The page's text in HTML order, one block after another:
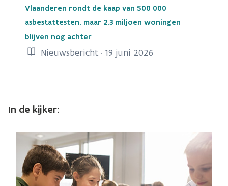
Vlaanderen rondt de kaap van 500 000
asbestattesten, maar 2,3 miljoen woningen
blijven nog achter
Nieuwsbericht · 19 juni 2026
In de kijker: